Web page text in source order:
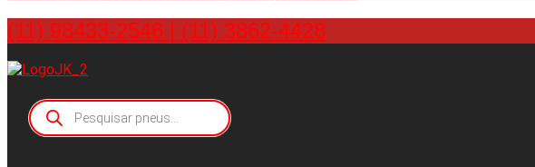
(11) 98433-2546 | (11) 3862-4428
Pesquisar
produtos